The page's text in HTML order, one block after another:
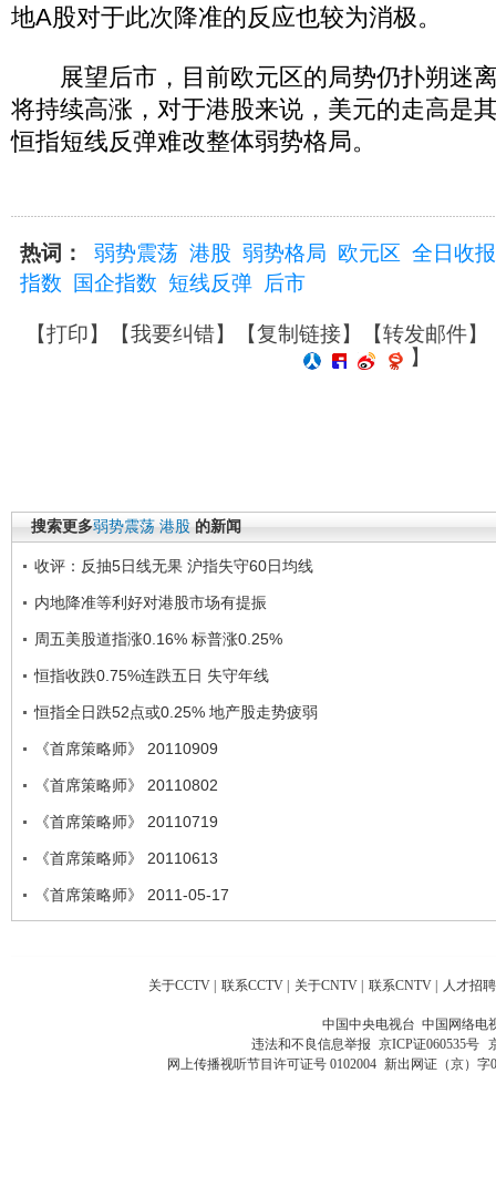
地A股对于此次降准的反应也较为消极。
展望后市，目前欧元区的局势仍扑朔迷
将持续高涨，对于港股来说，美元的走高是
恒指短线反弹难改整体弱势格局。
热词： 弱势震荡 港股 弱势格局 欧元区 全日收报
指数
国企指数 短线反弹 后市
【打印】【我要纠错】【复制链接】【转发邮件】
】
搜索更多弱势震荡 港股 的新闻
收评：反抽5日线无果 沪指失守60日均线
内地降准等利好对港股市场有提振
周五美股道指涨0.16% 标普涨0.25%
恒指收跌0.75%连跌五日 失守年线
恒指全日跌52点或0.25% 地产股走势疲弱
《首席策略师》 20110909
《首席策略师》 20110802
《首席策略师》 20110719
《首席策略师》 20110613
《首席策略师》 2011-05-17
关于CCTV | 联系CCTV | 关于CNTV | 联系CNTV | 人才招聘
中国中央电视台 中国网络电
违法和不良信息举报 京ICP证060535号
网上传播视听节目许可证号 0102004 新出网证（京）